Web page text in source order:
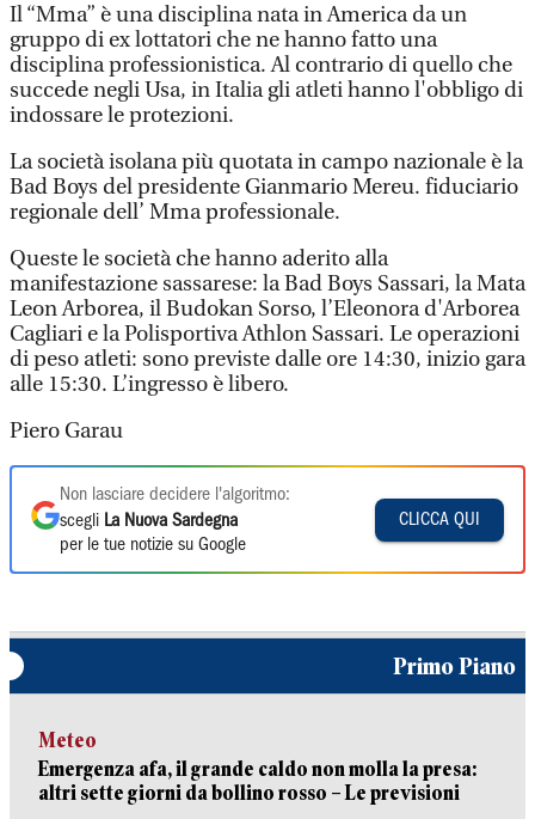
Il “Mma” è una disciplina nata in America da un
gruppo di ex lottatori che ne hanno fatto una
disciplina professionistica. Al contrario di quello che
succede negli Usa, in Italia gli atleti hanno l'obbligo di
indossare le protezioni.
La società isolana più quotata in campo nazionale è la
Bad Boys del presidente Gianmario Mereu. fiduciario
regionale dell’ Mma professionale.
Queste le società che hanno aderito alla
manifestazione sassarese: la Bad Boys Sassari, la Mata
Leon Arborea, il Budokan Sorso, l’Eleonora d'Arborea
Cagliari e la Polisportiva Athlon Sassari. Le operazioni
di peso atleti: sono previste dalle ore 14:30, inizio gara
alle 15:30. L’ingresso è libero.
Piero Garau
Non lasciare decidere l'algoritmo:
scegli La Nuova Sardegna
per le tue notizie su Google
CLICCA QUI
Primo Piano
Meteo
Emergenza afa, il grande caldo non molla la presa:
altri sette giorni da bollino rosso – Le previsioni